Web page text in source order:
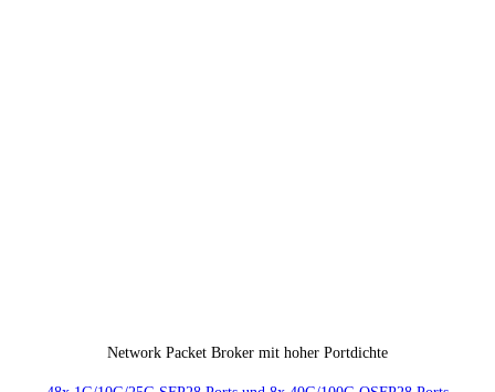
Network Packet Broker mit hoher Portdichte